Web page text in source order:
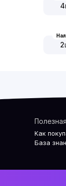
4
2
Как
База